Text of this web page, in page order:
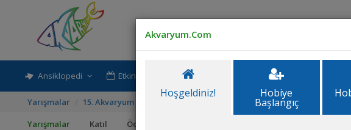
Ansiklopedi Etkinlik-Paylaşım İlanlar
Yarışmalar 15. Akvaryum Canlısı Fotoğrafı Yarışması
Percula False
Yarışmalar
Katıl Ödüller
Akvaryum.Com
Hoşgeldiniz! Hobiye
Başlangıç